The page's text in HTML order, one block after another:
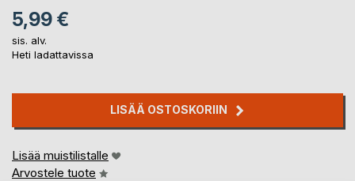
5,99 €
sis. alv.
Heti ladattavissa
LISÄÄ OSTOSKORIIN
Lisää muistilistalle
Arvostele tuote